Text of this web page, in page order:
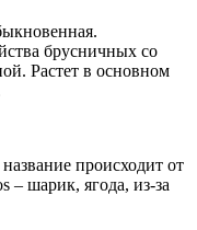
брусничных со
Растет в основном
происходит от
– шарик, ягода, из-за